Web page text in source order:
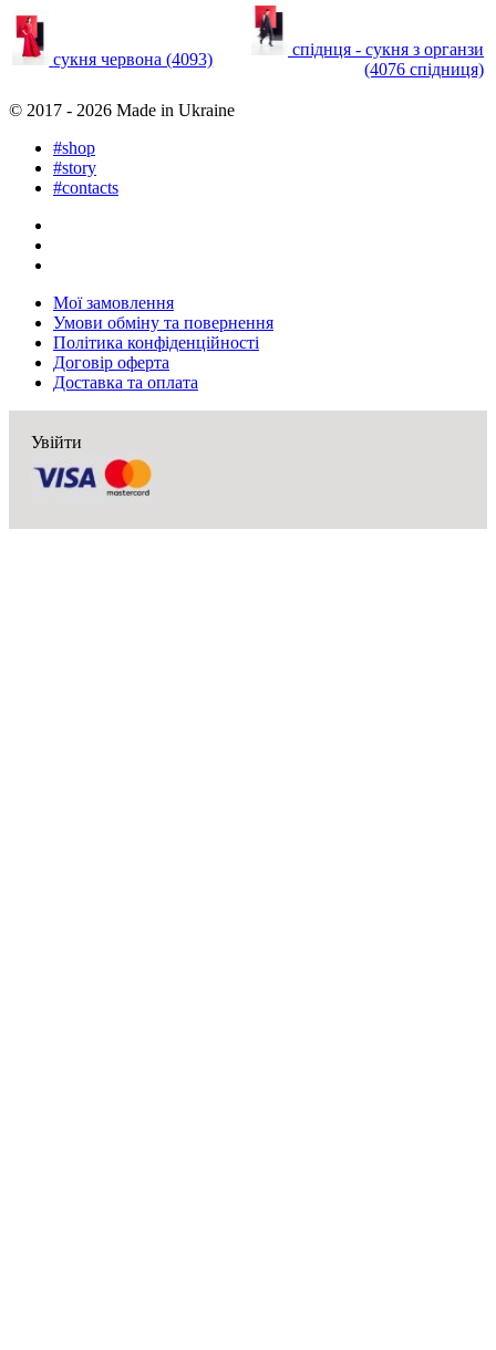
сукня червона (4093)
спіднця - сукня з органзи
(4076 спідниця)
© 2017 - 2026 Made in Ukraine
#shop
#story
#contacts
Мої замовлення
Умови обміну та повернення
Політика конфіденційності
Договір оферта
Доставка та оплата
Увійти